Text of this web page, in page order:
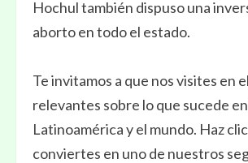
Hochul también dispuso una
aborto en todo el estado.
Te invitamos a que nos visites en
relevantes sobre lo que sucede
Latinoamérica y el mundo. Haz
conviertes en uno de nuestros